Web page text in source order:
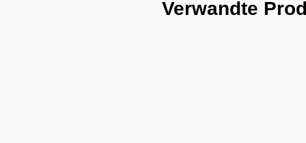
Verwandte